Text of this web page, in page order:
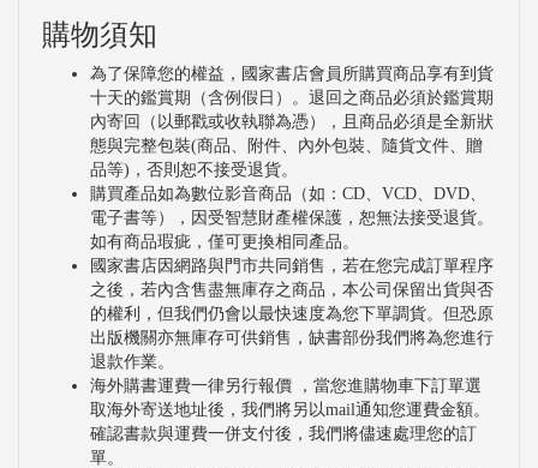
購物須知
為了保障您的權益，國家書店會員所購買商品享有到貨
十天的鑑賞期（含例假日）。退回之商品必須於鑑賞期
內寄回（以郵戳或收執聯為憑），且商品必須是全新狀
態與完整包裝(商品、附件、內外包裝、隨貨文件、贈
品等)，否則恕不接受退貨。
購買產品如為數位影音商品（如：CD、VCD、DVD、
電子書等），因受智慧財產權保護，恕無法接受退貨。
如有商品瑕疵，僅可更換相同產品。
國家書店因網路與門市共同銷售，若在您完成訂單程序
之後，若內含售盡無庫存之商品，本公司保留出貨與否
的權利，但我們仍會以最快速度為您下單調貨。但恐原
出版機關亦無庫存可供銷售，缺書部份我們將為您進行
退款作業。
海外購書運費一律另行報價 ，當您進購物車下訂單選
取海外寄送地址後，我們將另以mail通知您運費金額。
確認書款與運費一併支付後，我們將儘速處理您的訂
單。